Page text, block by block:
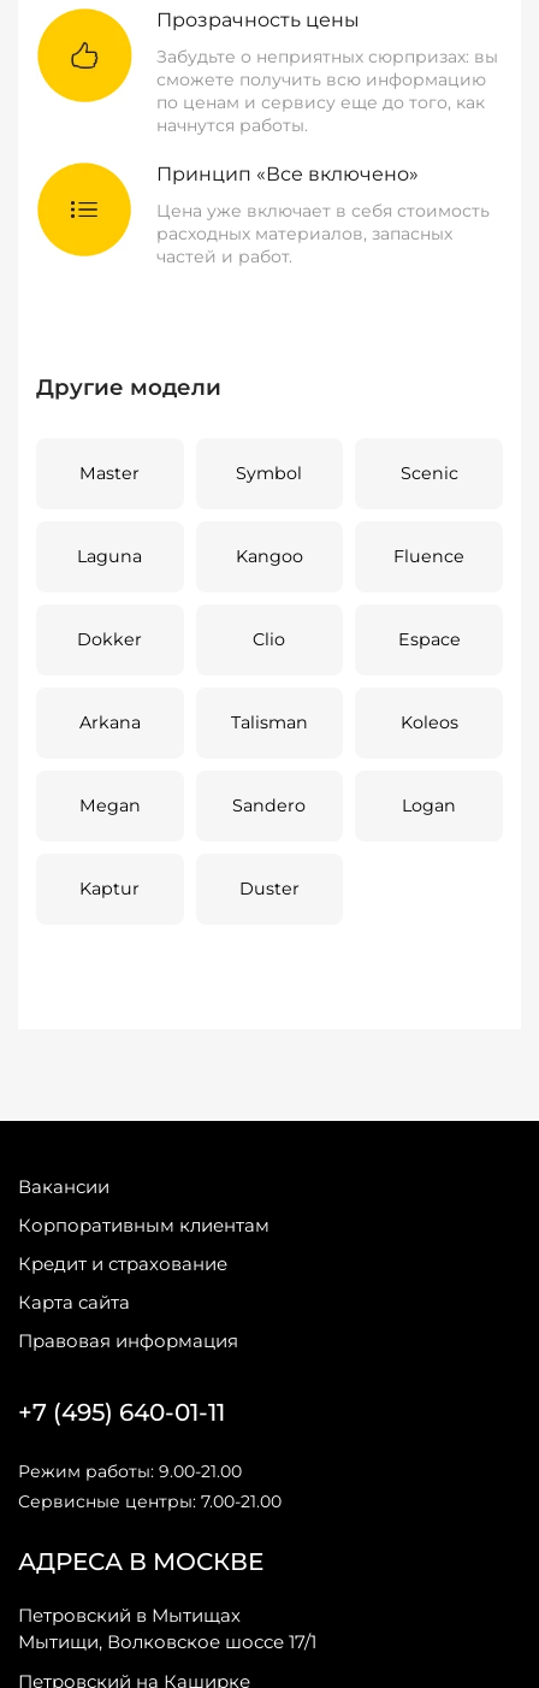
Прозрачность цены
Забудьте о неприятных сюрпризах: вы
сможете получить всю информацию
по ценам и сервису еще до того, как
начнутся работы.
Принцип «Все включено»
Цена уже включает в себя стоимость
расходных материалов, запасных
частей и работ.
Другие модели
Master Symbol Scenic
Laguna Kangoo Fluence
Dokker Clio Espace
Arkana Talisman Koleos
Megan Sandero Logan
Kaptur Duster
Вакансии
Корпоративным клиентам
Кредит и страхование
Карта сайта
Правовая информация
АДРЕСА В МОСКВЕ
Петровский в Мытищах
Мытищи, Волковское шоссе 17/1
Петровский на Каширке
+7 (495) 640-01-11
Режим работы: 9.00-21.00
Сервисные центры: 7.00-21.00